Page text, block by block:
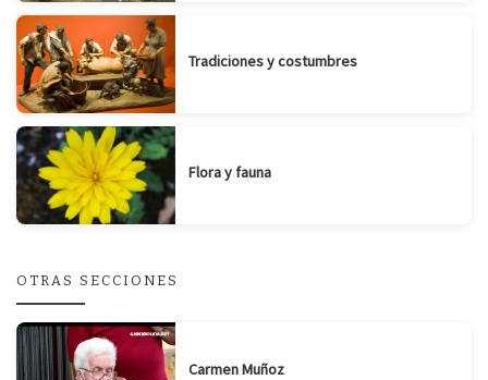
Tradiciones y costumbres
Flora y fauna
OTRAS SECCIONES
Carmen Muñoz